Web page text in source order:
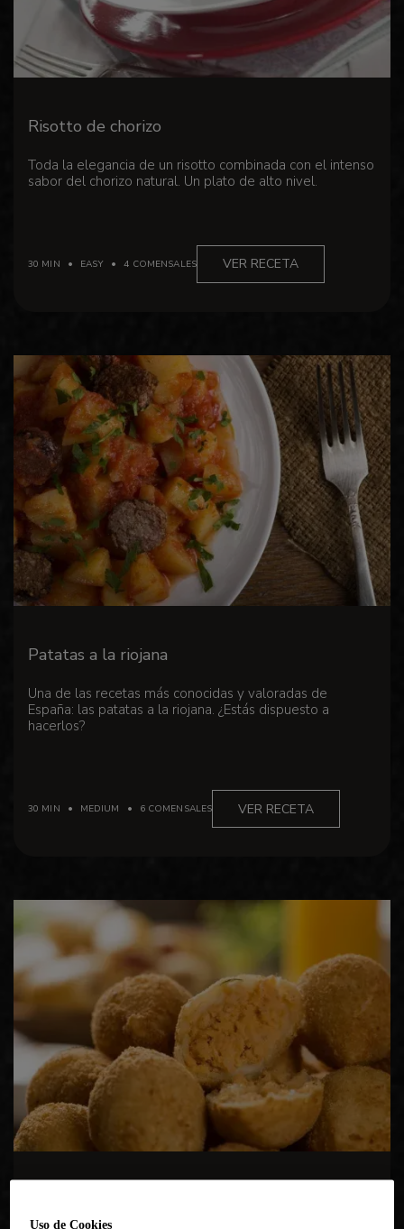
Risotto de chorizo
Toda la elegancia de un risotto combinada con el intenso
sabor del chorizo ​​natural. Un plato de alto nivel.
30 MIN EASY 4 COMENSALES VER RECETA
Patatas a la riojana
Una de las recetas más conocidas y valoradas de
España: las patatas a la riojana. ¿Estás dispuesto a
hacerlos?
30 MIN MEDIUM 6 COMENSALES VER RECETA
Uso de Cookies